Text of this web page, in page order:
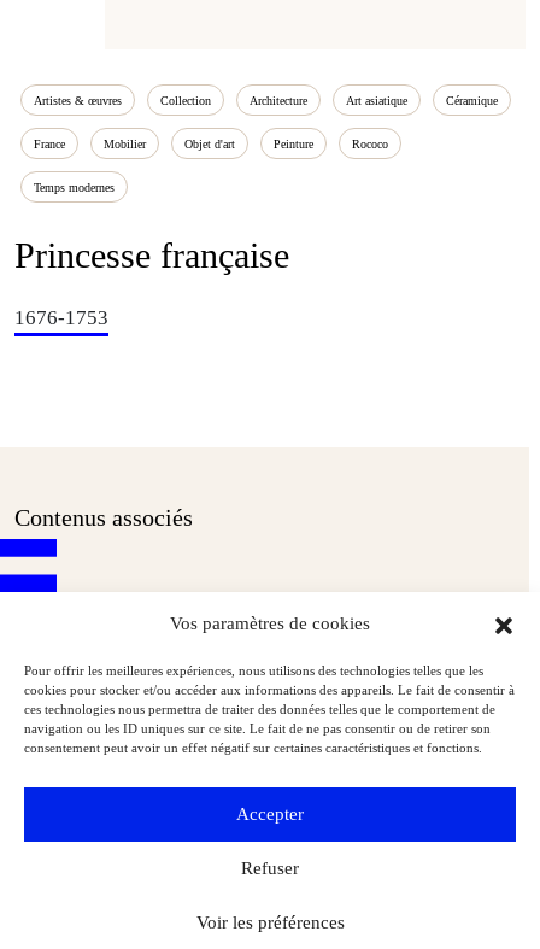
Vos paramètres de cookies
Pour offrir les meilleures expériences, nous utilisons des technologies telles que les
cookies pour stocker et/ou accéder aux informations des appareils. Le fait de consentir à
ces technologies nous permettra de traiter des données telles que le comportement de
navigation ou les ID uniques sur ce site. Le fait de ne pas consentir ou de retirer son
consentement peut avoir un effet négatif sur certaines caractéristiques et fonctions.
Accepter
Refuser
Voir les préférences
Artistes & œuvres Collection Architecture Art asiatique Céramique
France Mobilier Objet d'art Peinture Rococo
Temps modernes
Princesse française
1676-1753
Contenus associés